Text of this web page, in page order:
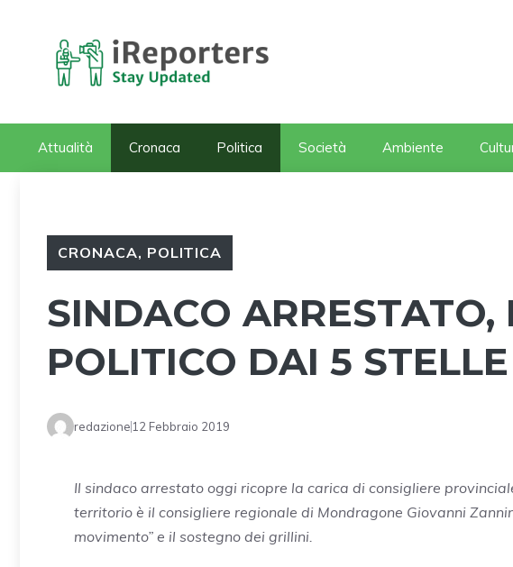
contenuto
Attualità Cronaca Politica Società Ambiente
CRONACA, POLITICA
SINDACO ARRESTATO,
POLITICO DAI 5
redazione 12 Febbraio 2019
Il sindaco arrestato oggi ricopre la carica di consigliere
territorio è il consigliere regionale di Mondragone Giovanni
movimento” e il sostegno dei grillini.